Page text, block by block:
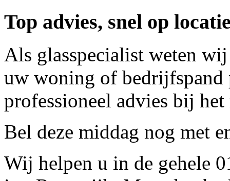
Top advies, snel op
Als glasspecialist weten
uw woning of bedrijfspand
professioneel advies bij
Bel deze middag nog met
Wij helpen u in de gehele